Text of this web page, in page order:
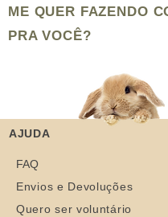
ME QUER FAZENDO
PRA VOCÊ?
AJUDA
FAQ
Envios e Devoluções
Quero ser voluntário